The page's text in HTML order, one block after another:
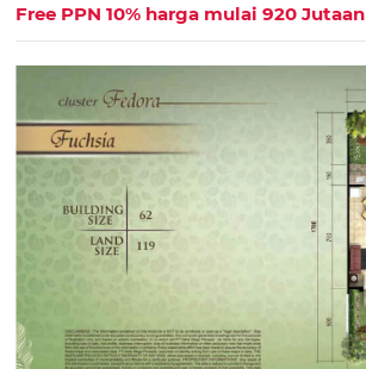
Free PPN 10% harga mulai 920 Jutaan